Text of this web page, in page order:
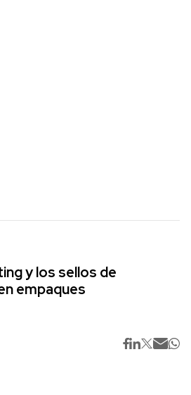
y los sellos de
empaques